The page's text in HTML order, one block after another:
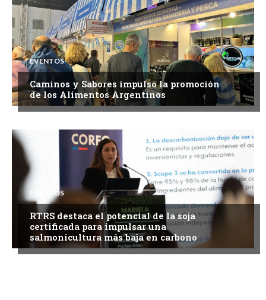
EVENTOS
Caminos y Sabores impulsó la promoción
de los Alimentos Argentinos
EVENTOS
RTRS destaca el potencial de la soja
certificada para impulsar una
salmonicultura más baja en carbono